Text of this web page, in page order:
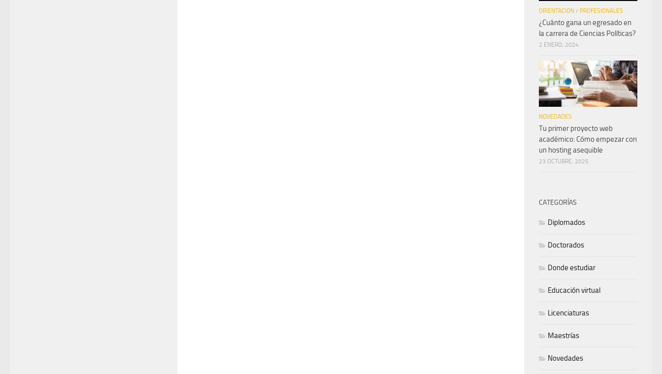
ORIENTACION / PROFESIONALES
¿Cuánto gana un egresado en
la carrera de Ciencias Políticas?
2 ENERO, 2024
NOVEDADES
Tu primer proyecto web
académico: Cómo empezar con
un hosting asequible
23 OCTUBRE, 2025
CATEGORÍAS
Diplomados
Doctorados
Donde estudiar
Educación virtual
Licenciaturas
Maestrías
Novedades